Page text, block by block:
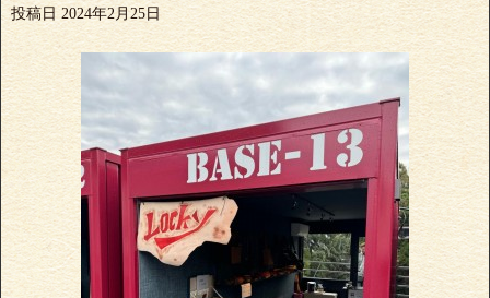
投稿日 2024年2月25日